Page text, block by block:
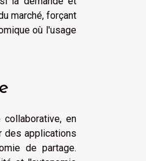
marché, forçant
où l'usage
en
des applications
de partage.